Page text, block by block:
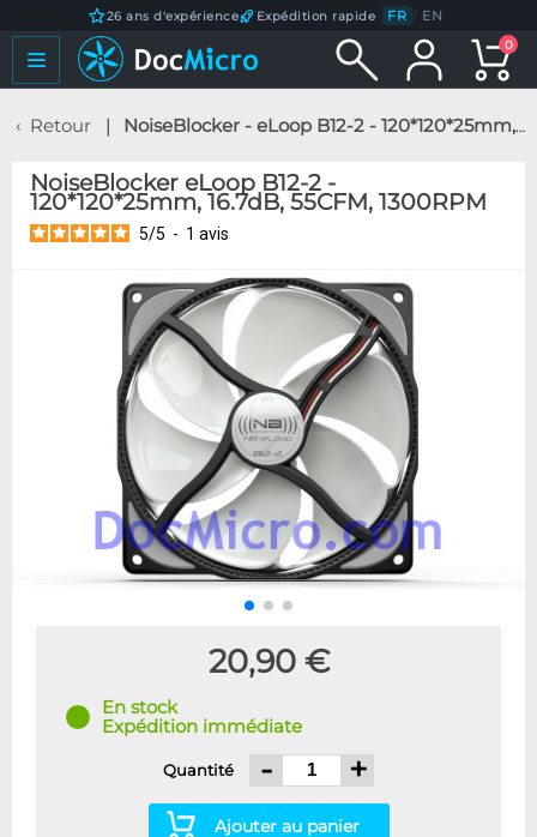
26 ans d'expérience Expédition rapide FR / EN
0
Retour NoiseBlocker - eLoop B12-2 - 120*120*25mm, 16.7dB, 55CFM, 1300RPM
NoiseBlocker eLoop B12-2 -
120*120*25mm, 16.7dB, 55CFM, 1300RPM
5/5 - 1 avis
20,90 €
En stock
Expédition immédiate
Quantité - +
Ajouter au panier